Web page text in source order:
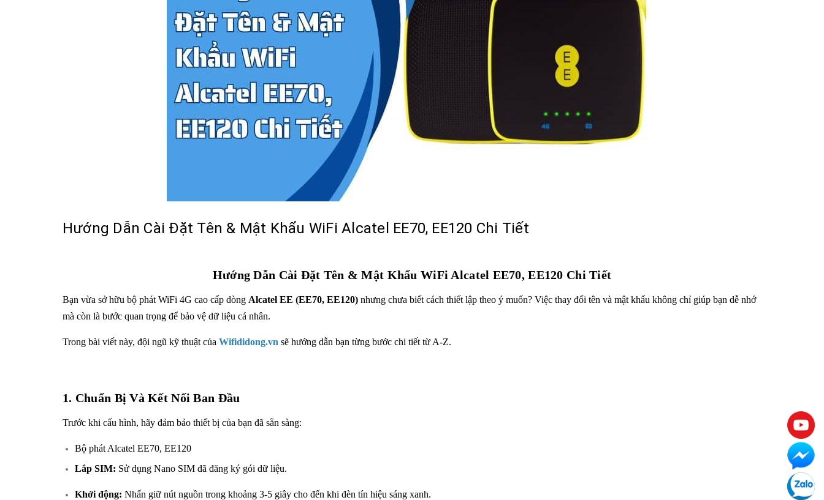
Hướng Dẫn Cài Đặt Tên & Mật Khẩu WiFi Alcatel EE70, EE120 Chi Tiết
Hướng Dẫn Cài Đặt Tên & Mật Khẩu WiFi Alcatel EE70, EE120 Chi Tiết
Bạn vừa sở hữu bộ phát WiFi 4G cao cấp dòng Alcatel EE (EE70, EE120) nhưng chưa biết cách thiết lập theo ý muốn? Việc thay đổi tên và mật khẩu không chỉ giúp bạn dễ nhớ
mà còn là bước quan trọng để bảo vệ dữ liệu cá nhân.
Trong bài viết này, đội ngũ kỹ thuật của Wifididong.vn sẽ hướng dẫn bạn từng bước chi tiết từ A-Z.
1. Chuẩn Bị Và Kết Nối Ban Đầu
Trước khi cấu hình, hãy đảm bảo thiết bị của bạn đã sẵn sàng:
Bộ phát Alcatel EE70, EE120
Lắp SIM: Sử dụng Nano SIM đã đăng ký gói dữ liệu.
Khởi động: Nhấn giữ nút nguồn trong khoảng 3-5 giây cho đến khi đèn tín hiệu sáng xanh.